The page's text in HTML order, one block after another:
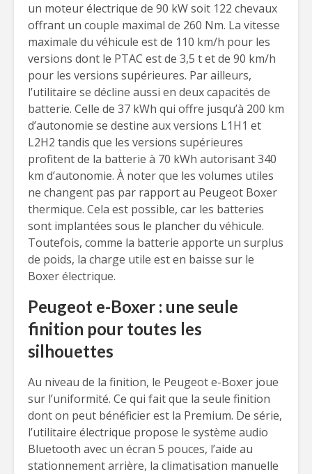
un moteur électrique de 90 kW soit 122 chevaux
offrant un couple maximal de 260 Nm. La vitesse
maximale du véhicule est de 110 km/h pour les
versions dont le PTAC est de 3,5 t et de 90 km/h
pour les versions supérieures. Par ailleurs,
l’utilitaire se décline aussi en deux capacités de
batterie. Celle de 37 kWh qui offre jusqu’à 200 km
d’autonomie se destine aux versions L1H1 et
L2H2 tandis que les versions supérieures
profitent de la batterie à 70 kWh autorisant 340
km d’autonomie. À noter que les volumes utiles
ne changent pas par rapport au Peugeot Boxer
thermique. Cela est possible, car les batteries
sont implantées sous le plancher du véhicule.
Toutefois, comme la batterie apporte un surplus
de poids, la charge utile est en baisse sur le
Boxer électrique.
Peugeot e-Boxer : une seule
finition pour toutes les
silhouettes
Au niveau de la finition, le Peugeot e-Boxer joue
sur l’uniformité. Ce qui fait que la seule finition
dont on peut bénéficier est la Premium. De série,
l’utilitaire électrique propose le système audio
Bluetooth avec un écran 5 pouces, l’aide au
stationnement arrière, la climatisation manuelle